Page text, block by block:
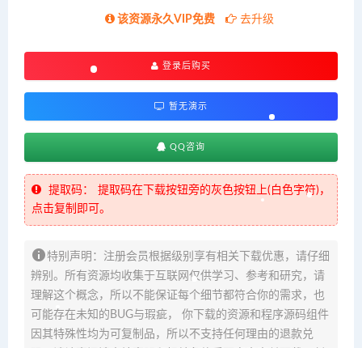
该资源永久VIP免费 去升级
登录后购买
暂无演示
QQ咨询
提取码：
提取码在下载按钮旁的灰色按钮上(白色字符)，
点击复制即可。
特别声明：注册会员根据级别享有相关下载优惠，请仔细
辨别。所有资源均收集于互联网仅供学习、参考和研究，请
理解这个概念，所以不能保证每个细节都符合你的需求，也
可能存在未知的BUG与瑕疵， 你下载的资源和程序源码组件
因其特殊性均为可复制品，所以不支持任何理由的退款兑